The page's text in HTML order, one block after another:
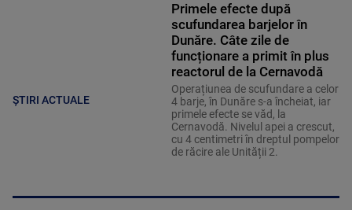
ȘTIRI ACTUALE
Primele efecte după
scufundarea barjelor în
Dunăre. Câte zile de
funcționare a primit în plus
reactorul de la Cernavodă
Operațiunea de scufundare a celor
4 barje, în Dunăre s-a încheiat, iar
primele efecte se văd, la
Cernavodă. Nivelul apei a crescut,
cu 4 centimetri în dreptul pompelor
de răcire ale Unității 2.